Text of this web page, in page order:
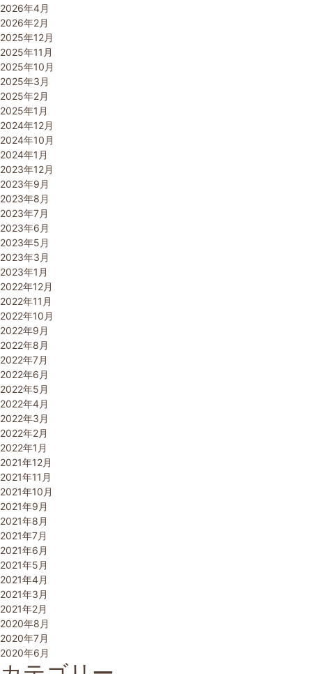
2026年4月
2026年2月
2025年12月
2025年11月
2025年10月
2025年3月
2025年2月
2025年1月
2024年12月
2024年10月
2024年1月
2023年12月
2023年9月
2023年8月
2023年7月
2023年6月
2023年5月
2023年3月
2023年1月
2022年12月
2022年11月
2022年10月
2022年9月
2022年8月
2022年7月
2022年6月
2022年5月
2022年4月
2022年3月
2022年2月
2022年1月
2021年12月
2021年11月
2021年10月
2021年9月
2021年8月
2021年7月
2021年6月
2021年5月
2021年4月
2021年3月
2021年2月
2020年8月
2020年7月
2020年6月